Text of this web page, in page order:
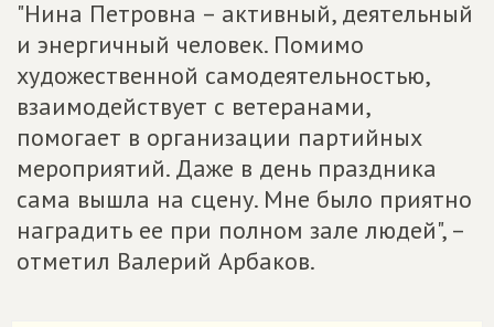
"Нина Петровна – активный, деятельный
и энергичный человек. Помимо
художественной самодеятельностью,
взаимодействует с ветеранами,
помогает в организации партийных
мероприятий. Даже в день праздника
сама вышла на сцену. Мне было приятно
наградить ее при полном зале людей", –
отметил Валерий Арбаков.